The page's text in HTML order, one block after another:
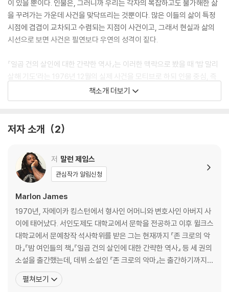
이 있을 뿐이다. 인물은, 그러니까 우리는 각자의 복잡하고도 불가해한 삶
을 꾸려가는 가운데 사건을 맞닥뜨리는 것뿐이다. 많은 이들의 삶이 특정
시점에 겹겹이 교차되고 수렴되는 지점이 사건이고, 그래서 현실과 삶의
시선으로 보면 사건은 필연보다 우연의 성격이 짙다.
『일곱 건의 살인에 대한 간략한 역사』는 이러한 맥락으로 봤을 때 ‘밥 말리
살해 기도’라는 1976년 12월의 실제 사건을 모티브로 하되 인물 중심, 즉
삶의 시점에서 이야기를 풀었다. 총 13명의 화자가 일곱 건의 살인과 연루
된 자신의 삶을, 그 사건이 지나고 나서도 기어이 이어지고 있는 자신의 이
다. 독자들은 화자들의 이야기를 통해 우연과 우연이 만나 어떻게 필연과
『일곱 건의 살인에 대한 간략한 역사』는 총 5부로 구성되어 있다. 1976년
12월 2일, 사건이 있기 하루 전의 일이 소개되는 1부, ‘밥 말리 살해 기도’사
경으로 한 3부, 9년 후인 4부, 5부에선 15년 후인 1991년을 사는 인물들
을 담았다. 인물들은 ‘사건 발생’의 과거에도, 현재에도, 미래에도 살고 있
다. 그건 우리의 삶이 굴러가는 방식이고 존재하는 방식이며 있는 그대로
의 모습이다.
책소개 더보기
저자 소개 2
저 말런 제임스
관심작가 알림신청
Marlon James
1970년, 자메이카 킹스턴에서 형사인 어머니와 변호사인 아버지 사
이에 태어났다. 서인도제도 대학교에서 문학을 전공하고 이후 윌크스
대학교에서 문예창작 석사학위를 받은 그는 현재까지 『존 크로의 악
마』『밤 여인들의 책』『일곱 건의 살인에 대한 간략한 역사』 등 세 권의
소설을 출간했는데, 데뷔 소설인 『존 크로의 악마』는 출간하기까지
출판사에서 78번 거절당했다. (『해리포터』가 출판사에서 거절당한
횟수(12번)의 6배를 웃도는 수치다.) 말런 제임스는 사람들이 읽고
펼쳐보기